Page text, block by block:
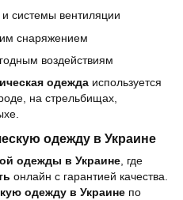
системы вентиляции
снаряжением
воздействиям
одежда используется
на стрельбищах,
одежду в Украине
одежды в Украине , где
онлайн с гарантией качества.
одежду в Украине по